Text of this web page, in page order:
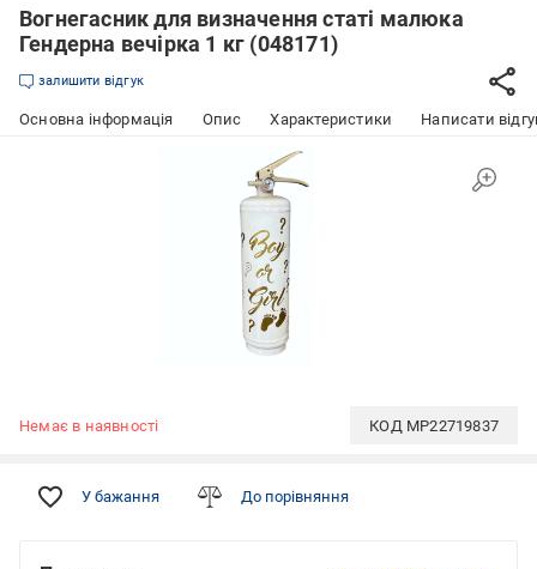
Вогнегасник для визначення статі малюка
Гендерна вечірка 1 кг (048171)
залишити відгук
Основна інформація Опис Характеристики Написати
Немає в наявності КОД MP22719837
У бажання До порівняння